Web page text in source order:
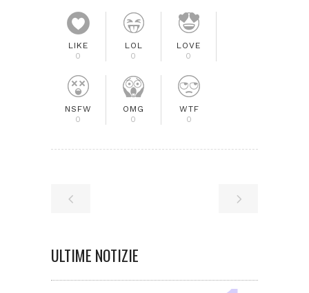
LIKE
0
LOL
0
LOVE
0
NSFW
0
OMG
0
WTF
0
ULTIME NOTIZIE